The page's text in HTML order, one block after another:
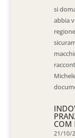
si
abbia
COM
21/10/